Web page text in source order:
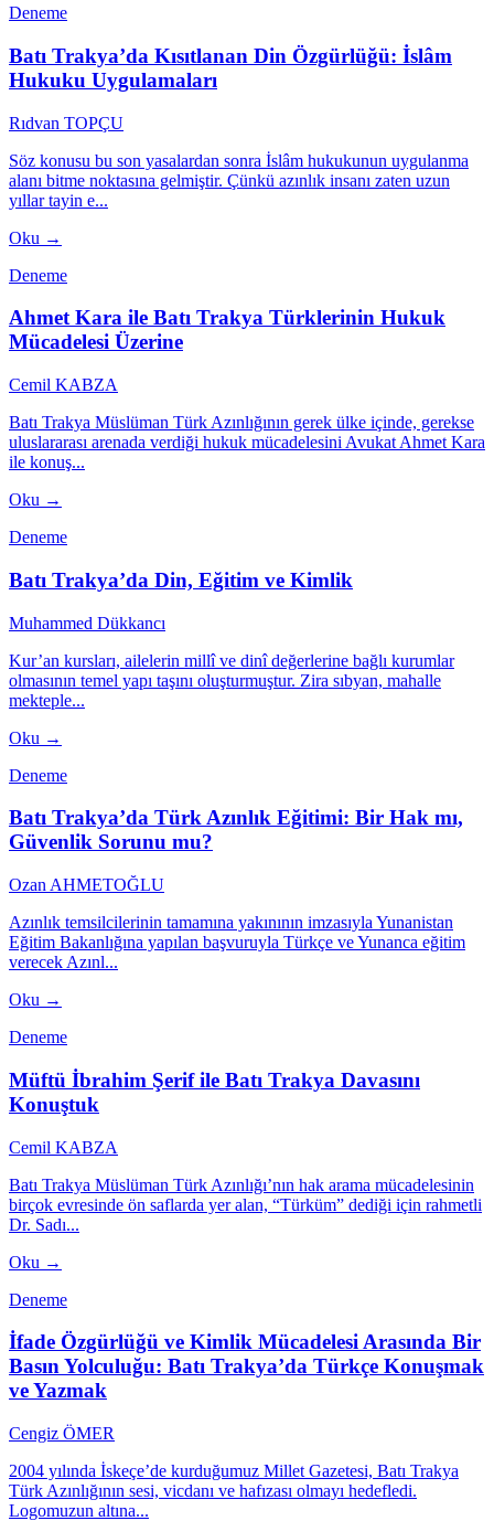
Deneme
Batı Trakya’da Kısıtlanan Din Özgürlüğü: İslâm
Hukuku Uygulamaları
Rıdvan TOPÇU
Söz konusu bu son yasalardan sonra İslâm hukukunun uygulanma
alanı bitme noktasına gelmiştir. Çünkü azınlık insanı zaten uzun
yıllar tayin e...
Oku →
Deneme
Ahmet Kara ile Batı Trakya Türklerinin Hukuk
Mücadelesi Üzerine
Cemil KABZA
Batı Trakya Müslüman Türk Azınlığının gerek ülke içinde, gerekse
uluslararası arenada verdiği hukuk mücadelesini Avukat Ahmet Kara
ile konuş...
Oku →
Deneme
Batı Trakya’da Din, Eğitim ve Kimlik
Muhammed Dükkancı
Kur’an kursları, ailelerin millî ve dinî değerlerine bağlı kurumlar
olmasının temel yapı taşını oluşturmuştur. Zira sıbyan, mahalle
mekteple...
Oku →
Deneme
Batı Trakya’da Türk Azınlık Eğitimi: Bir Hak mı,
Güvenlik Sorunu mu?
Ozan AHMETOĞLU
Azınlık temsilcilerinin tamamına yakınının imzasıyla Yunanistan
Eğitim Bakanlığına yapılan başvuruyla Türkçe ve Yunanca eğitim
verecek Azınl...
Oku →
Deneme
Müftü İbrahim Şerif ile Batı Trakya Davasını
Konuştuk
Cemil KABZA
Batı Trakya Müslüman Türk Azınlığı’nın hak arama mücadelesinin
birçok evresinde ön saflarda yer alan, “Türküm” dediği için rahmetli
Dr. Sadı...
Oku →
Deneme
İfade Özgürlüğü ve Kimlik Mücadelesi Arasında Bir
Basın Yolculuğu: Batı Trakya’da Türkçe Konuşmak
ve Yazmak
Cengiz ÖMER
2004 yılında İskeçe’de kurduğumuz Millet Gazetesi, Batı Trakya
Türk Azınlığının sesi, vicdanı ve hafızası olmayı hedefledi.
Logomuzun altına...